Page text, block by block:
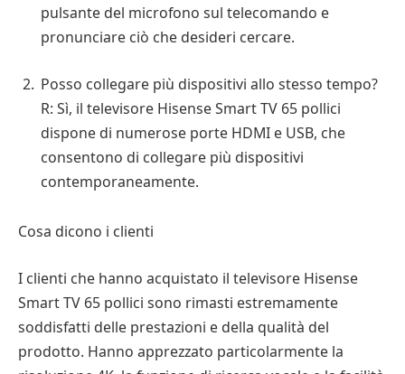
pulsante del microfono sul telecomando e
pronunciare ciò che desideri cercare.
Posso collegare più dispositivi allo stesso tempo?
R: Sì, il televisore Hisense Smart TV 65 pollici
dispone di numerose porte HDMI e USB, che
consentono di collegare più dispositivi
contemporaneamente.
Cosa dicono i clienti
I clienti che hanno acquistato il televisore Hisense
Smart TV 65 pollici sono rimasti estremamente
soddisfatti delle prestazioni e della qualità del
prodotto. Hanno apprezzato particolarmente la